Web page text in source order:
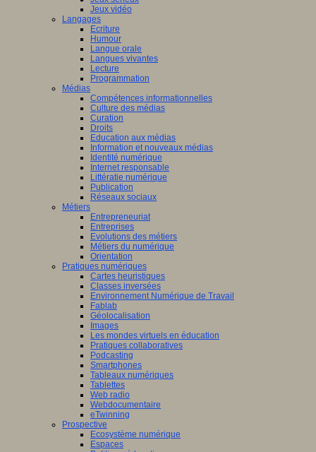
Jeux vidéo
Langages
Ecriture
Humour
Langue orale
Langues vivantes
Lecture
Programmation
Médias
Compétences informationnelles
Culture des médias
Curation
Droits
Education aux médias
Information et nouveaux médias
Identité numérique
Internet responsable
Littératie numérique
Publication
Réseaux sociaux
Métiers
Entrepreneuriat
Entreprises
Evolutions des métiers
Métiers du numérique
Orientation
Pratiques numériques
Cartes heuristiques
Classes inversées
Environnement Numérique de Travail
Fablab
Géolocalisation
Images
Les mondes virtuels en éducation
Pratiques collaboratives
Podcasting
Smartphones
Tableaux numériques
Tablettes
Web radio
Webdocumentaire
eTwinning
Prospective
Ecosystème numérique
Espaces